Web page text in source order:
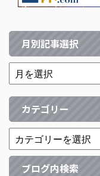
月別記事選択
カテゴリー
ブログ内検索